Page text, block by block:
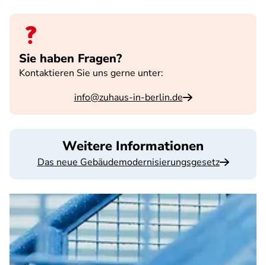
Sie haben Fragen?
Kontaktieren Sie uns gerne unter:
info@zuhaus-in-berlin.de
Weitere Informationen
Das neue Gebäudemodernisierungsgesetz